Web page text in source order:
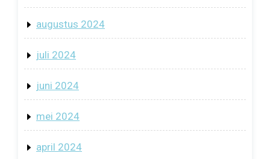
augustus 2024
juli 2024
juni 2024
mei 2024
april 2024